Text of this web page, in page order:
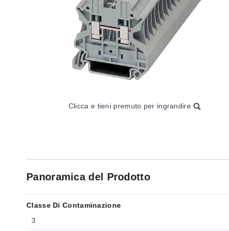
Clicca e tieni premuto per ingrandire
Panoramica del Prodotto
Classe Di Contaminazione
3